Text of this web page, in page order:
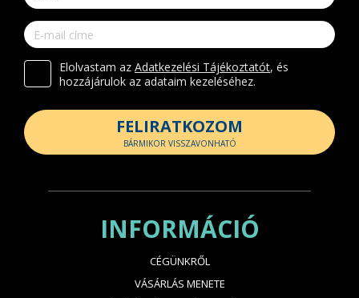
Elolvastam az Adatkezelési Tájékoztatót, és
hozzájárulok az adataim kezeléséhez.
FELIRATKOZOM
BÁRMIKOR VISSZAVONHATÓ
INFORMÁCIÓ
CÉGÜNKRŐL
VÁSÁRLÁS MENETE